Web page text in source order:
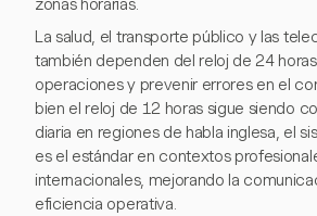
zonas horarias.
La salud, el transporte público y las
también dependen del reloj de 24
operaciones y prevenir errores en el
bien el reloj de 12 horas sigue siendo
diaria en regiones de habla inglesa, el
es el estándar en contextos
internacionales, mejorando la
eficiencia operativa.